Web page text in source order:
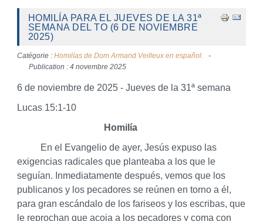
HOMILÍA PARA EL JUEVES DE LA 31ª
SEMANA DEL TO (6 DE NOVIEMBRE
2025)
Catégorie : Homilías de Dom Armand Veilleux en español.
Publication : 4 novembre 2025
6 de noviembre de 2025 - Jueves de la 31ª semana
Lucas 15:1-10
Homilía
En el Evangelio de ayer, Jesús expuso las
exigencias radicales que planteaba a los que le
seguían. Inmediatamente después, vemos que los
publicanos y los pecadores se reúnen en torno a él,
para gran escándalo de los fariseos y los escribas, que
le reprochan que acoja a los pecadores y coma con